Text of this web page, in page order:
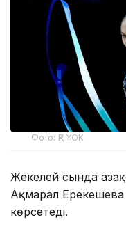
Фото: ҚР ҰОК
Жекелей сында
Ақмарал
көрсетеді.